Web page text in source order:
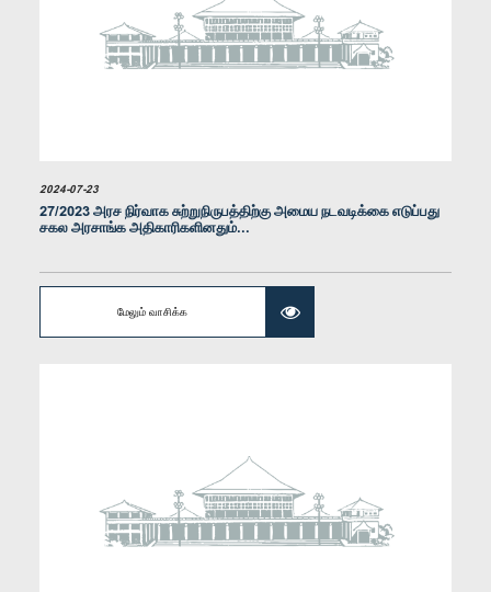
கௌரவ ஜே.சீ. அலவத்துவல, பா.உ.
2024-07-23
27/2023 அரச நிர்வாக சுற்றுநிருபத்திற்கு அமைய நடவடிக்கை எடுப்பது
சகல அரசாங்க அதிகாரிகளினதும்...
மேலும் வாசிக்க